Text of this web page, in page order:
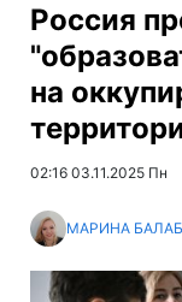
Россия
на
02:16 03.11.2025 Пн
МАРИНА